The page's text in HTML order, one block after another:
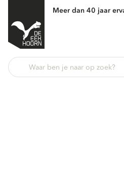
Meer dan 40 jaar